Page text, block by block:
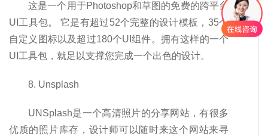
这是一个用于Photoshop和草图的免费的跨平台
UI工具包。 它是有超过52个完整的设计模板，35个
自定义图标以及超过180个UI组件。拥有这样的一个
UI工具包，就足以支撑您完成一个出色的设计。
8. Unsplash
UNSplash是一个高清照片的分享网站，有很多
优质的照片库存，设计师可以随时来这个网站来寻